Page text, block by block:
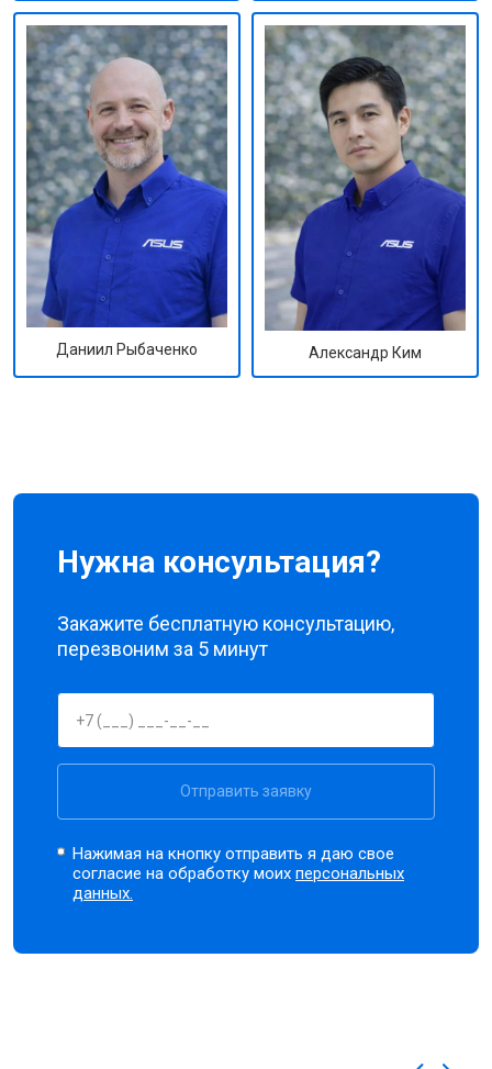
Даниил Рыбаченко Александр Ким
Нужна консультация?
Закажите бесплатную консультацию,
перезвоним за 5 минут
Отправить заявку
Нажимая на кнопку отправить я даю свое
согласие на обработку моихперсональных
данных.